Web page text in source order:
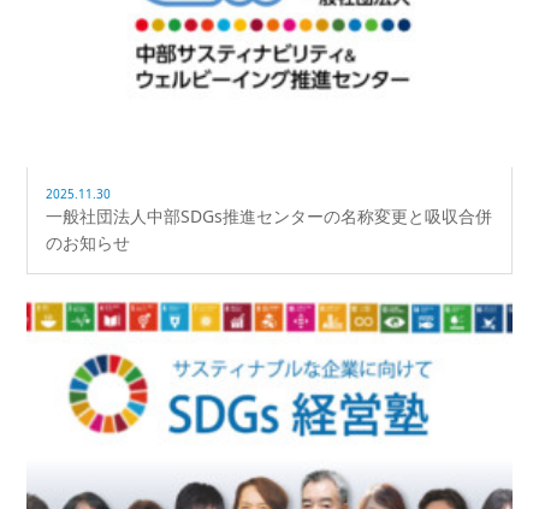
2025.11.30
一般社団法人中部SDGs推進センターの名称変更と吸収合併
のお知らせ